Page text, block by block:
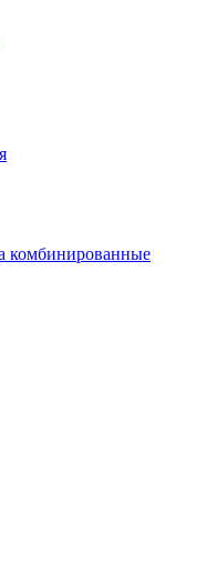
комбинированные